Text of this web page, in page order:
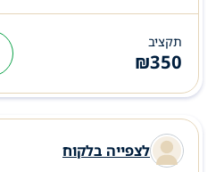
תקציב
₪350
לצפייה בלקוח